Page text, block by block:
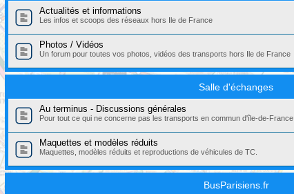
Actualités et informations
Les infos et scoops des réseaux hors Ile de France
Photos / Vidéos
Un forum pour toutes vos photos, vidéos des transports hors Ile de France
Salle d'échanges
Au terminus - Discussions générales
Pour tout ce qui ne concerne pas les transports en commun d'île-de-France
Maquettes et modèles réduits
Maquettes, modèles réduits et reproductions de véhicules de TC.
BusParisiens.fr